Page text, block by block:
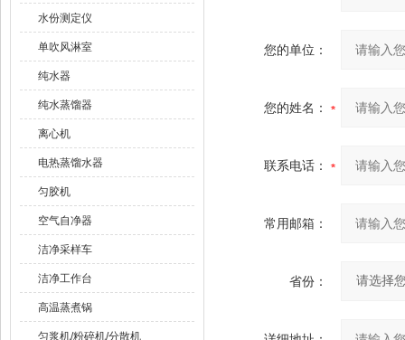
水份测定仪
单吹风淋室
纯水器
纯水蒸馏器
离心机
电热蒸馏水器
匀胶机
空气自净器
洁净采样车
洁净工作台
高温蒸煮锅
匀浆机/粉碎机/分散机
您的单位：
您的姓名：
联系电话：
常用邮箱：
省份：